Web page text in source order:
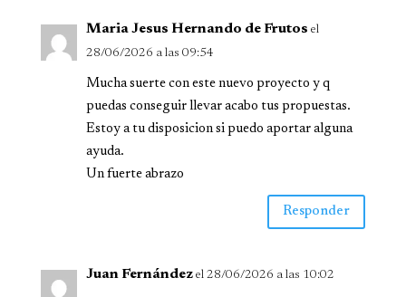
Maria Jesus Hernando de Frutos el
28/06/2026 a las 09:54
Mucha suerte con este nuevo proyecto y q
puedas conseguir llevar acabo tus propuestas.
Estoy a tu disposicion si puedo aportar alguna
ayuda.
Un fuerte abrazo
Responder
Juan Fernández el 28/06/2026 a las 10:02